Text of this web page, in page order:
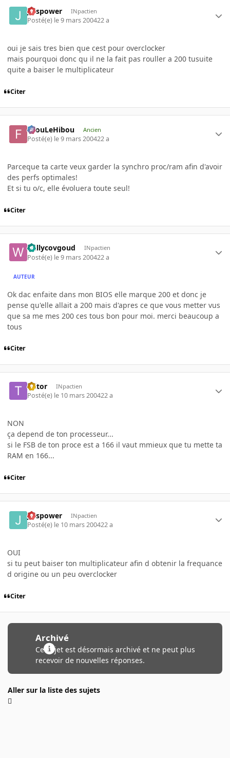
julspower INpactien
Posté(e) le 9 mars 200422 a
oui je sais tres bien que cest pour overclocker
mais pourquoi donc qu il ne la fait pas rouller a 200 tusuite
quite a baiser le multiplicateur
Citer
FilouLeHibou Ancien
Posté(e) le 9 mars 200422 a
Parceque ta carte veux garder la synchro proc/ram afin d'avoir
des perfs optimales!
Et si tu o/c, elle évoluera toute seul!
Citer
Willycovgoud INpactien
Posté(e) le 9 mars 200422 a
AUTEUR
Ok dac enfaite dans mon BIOS elle marque 200 et donc je
pense qu'elle allait a 200 mais d'apres ce que vous metter vus
que sa me mes 200 ces tous bon pour moi. merci beaucoup a
tous
Citer
Ttitor INpactien
Posté(e) le 10 mars 200422 a
NON
ça depend de ton processeur...
si le FSB de ton proce est a 166 il vaut mmieux que tu mette ta
RAM en 166...
Citer
julspower INpactien
Posté(e) le 10 mars 200422 a
OUI
si tu peut baiser ton multiplicateur afin d obtenir la frequance
d origine ou un peu overclocker
Citer
Archivé
Ce sujet est désormais archivé et ne peut plus
recevoir de nouvelles réponses.
Aller sur la liste des sujets